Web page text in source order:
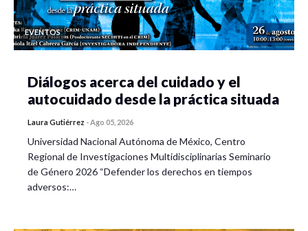
EVENTOS
Diálogos acerca del cuidado y el
autocuidado desde la práctica situada
Laura Gutiérrez -Ago 05, 2026
Universidad Nacional Autónoma de México, Centro
Regional de Investigaciones Multidisciplinarias Seminario
de Género 2026 “Defender los derechos en tiempos
adversos:…